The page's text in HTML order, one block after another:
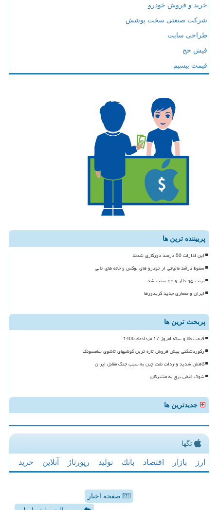
خرید و فروش خودرو
شرکت صنعتی سخت پوشش
طراحی سایت
فیش حج
قیمت بیسیم
پربیننده ترین ها
این ادارات 50 درصد دورکاری شدند
سقوط درآمد مالیاتی از خودرو های لوکس و خانه های خالی
برنت ۹۵ دلار و ۴۴ سنت شد
ایران و معماری جدید کریدورها
پربحث ترین ها
قیمت طلا و سکه امروز 17 مردادماه 1405
رکوردشکنی پیش فروش تازه ترین گوشیهای تاشوی سامسونگ
کاهش شدید واردات نفت چین به سبب جنگ مقابل ایران
شوک قبض برق به مشترکان
جدیدترین ها
تگها
ارز بازار اقتصاد بانك تولید رپورتاژ آنلاین خرید
صفحه اخبار